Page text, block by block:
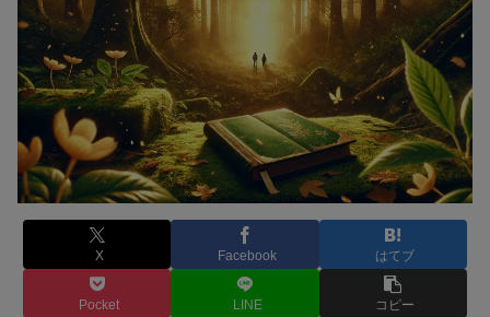
X Facebook はてブ
Pocket LINE コピー